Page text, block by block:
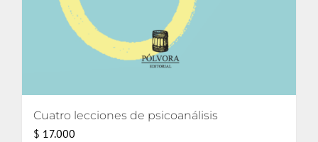
Cuatro lecciones de psicoanálisis
$ 17.000